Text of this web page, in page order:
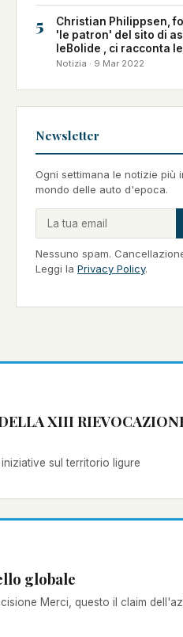
5
Christian Philippsen,
'le patron' del sito di
leBolide , ci racconta
Notizia · 9 Mar 2022
Newsletter
Ogni settimana le notizie più
mondo delle auto d'epoca.
Nessuno spam.
Leggi la Privacy Policy.
XIII
sul territorio ligure
globale
Merci, questo il claim